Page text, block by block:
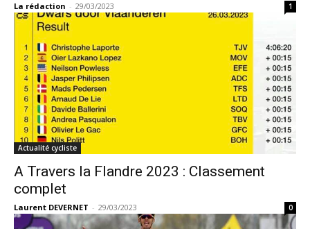
La rédaction - 29/03/2023 1
Actualité cycliste
A Travers la Flandre 2023 : Classement
complet
Laurent DEVERNET - 29/03/2023 0